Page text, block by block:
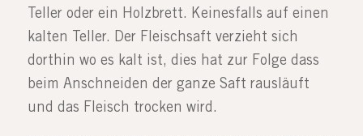
Teller oder ein Holzbrett. Keinesfalls auf einen
kalten Teller. Der Fleischsaft verzieht sich
dorthin wo es kalt ist, dies hat zur Folge dass
beim Anschneiden der ganze Saft rausläuft
und das Fleisch trocken wird.